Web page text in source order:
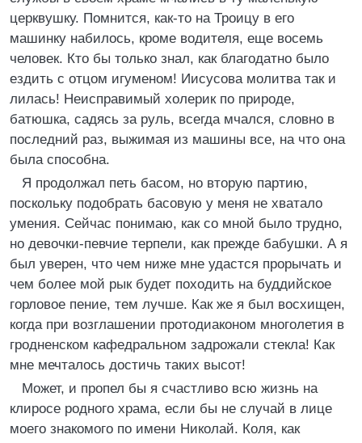
церквушку. Помнится, как-то на Троицу в его
машинку набилось, кроме водителя, еще восемь
человек. Кто бы только знал, как благодатно было
ездить с отцом игуменом! Иисусова молитва так и
лилась! Неисправимый холерик по природе,
батюшка, садясь за руль, всегда мчался, словно в
последний раз, выжимая из машины все, на что она
была способна.
Я продолжал петь басом, но вторую партию,
поскольку подобрать басовую у меня не хватало
умения. Сейчас понимаю, как со мной было трудно,
но девочки-певчие терпели, как прежде бабушки. А я
был уверен, что чем ниже мне удастся прорычать и
чем более мой рык будет походить на буддийское
горловое пение, тем лучше. Как же я был восхищен,
когда при возглашении протодиаконом многолетия в
гродненском кафедральном задрожали стекла! Как
мне мечталось достичь таких высот!
Может, и пропел бы я счастливо всю жизнь на
клиросе родного храма, если бы не случай в лице
моего знакомого по имени Николай. Коля, как